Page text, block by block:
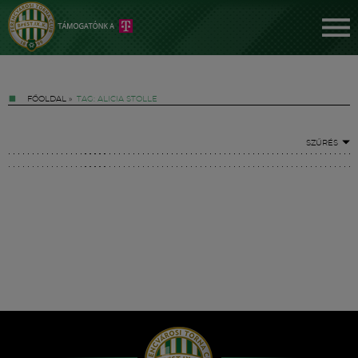
FŐOLDAL » TAG: ALICIA STOLLE
SZŰRÉS
Hírek